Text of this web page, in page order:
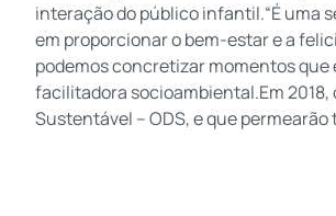
interação do público infantil.“É uma
em proporcionar o bem-estar e a
podemos concretizar momentos que
facilitadora socioambiental.Em
Sustentável – ODS, e que